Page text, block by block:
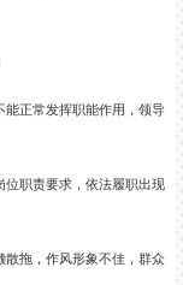
正常发挥职能作用，领导
职责要求，依法履职出现
拖，作风形象不佳，群众